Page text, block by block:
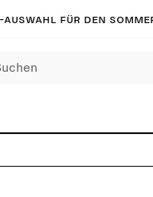
Auswahl für den